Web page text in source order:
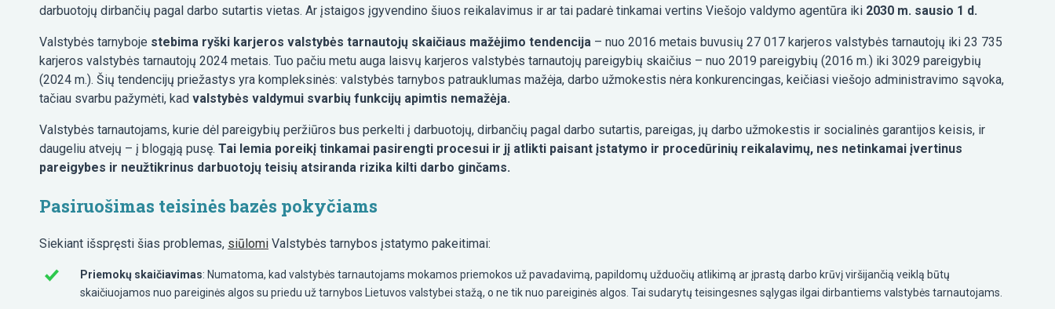
darbuotojų dirbančių pagal darbo sutartis vietas. Ar įstaigos įgyvendino šiuos reikalavimus ir ar tai padarė tinkamai vertins Viešojo valdymo agentūra iki 2030 m. sausio 1 d.
Valstybės tarnyboje stebima ryški karjeros valstybės tarnautojų skaičiaus mažėjimo tendencija – nuo 2016 metais buvusių 27 017 karjeros valstybės tarnautojų iki 23 735
karjeros valstybės tarnautojų 2024 metais. Tuo pačiu metu auga laisvų karjeros valstybės tarnautojų pareigybių skaičius – nuo 2019 pareigybių (2016 m.) iki 3029 pareigybių
(2024 m.). Šių tendencijų priežastys yra kompleksinės: valstybės tarnybos patrauklumas mažėja, darbo užmokestis nėra konkurencingas, keičiasi viešojo administravimo sąvoka,
tačiau svarbu pažymėti, kad valstybės valdymui svarbių funkcijų apimtis nemažėja.
Valstybės tarnautojams, kurie dėl pareigybių peržiūros bus perkelti į darbuotojų, dirbančių pagal darbo sutartis, pareigas, jų darbo užmokestis ir socialinės garantijos keisis, ir
daugeliu atvejų – į blogąją pusę. Tai lemia poreikį tinkamai pasirengti procesui ir jį atlikti paisant įstatymo ir procedūrinių reikalavimų, nes netinkamai įvertinus
pareigybes ir neužtikrinus darbuotojų teisių atsiranda rizika kilti darbo ginčams.
Pasiruošimas teisinės bazės pokyčiams
Siekiant išspręsti šias problemas, siūlomi Valstybės tarnybos įstatymo pakeitimai:
Priemokų skaičiavimas: Numatoma, kad valstybės tarnautojams mokamos priemokos už pavadavimą, papildomų užduočių atlikimą ar įprastą darbo krūvį viršijančią veiklą būtų
skaičiuojamos nuo pareiginės algos su priedu už tarnybos Lietuvos valstybei stažą, o ne tik nuo pareiginės algos. Tai sudarytų teisingesnes sąlygas ilgai dirbantiems valstybės tarnautojams.